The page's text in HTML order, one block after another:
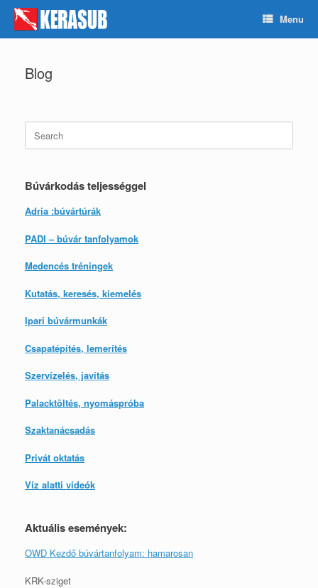
Skip
content
Menu
Blog
Search
for:
Búvárkodás teljességgel
Adria :búvártúrák
PADI – búvár tanfolyamok
Medencés tréningek
Kutatás, keresés, kiemelés
Ipari búvármunkák
Csapatépítés, lemerítés
Szervízelés, javítás
Palacktöltés, nyomáspróba
Szaktanácsadás
Privát oktatás
Víz alatti videók
Aktuális események:
OWD Kezdő búvártanfolyam: hamarosan
KRK-sziget